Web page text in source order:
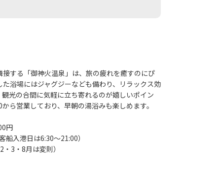
する「御神火温泉」は、旅の疲れを癒すのにぴ
浴場にはジャグジーなども備わり、リラックス効
光の合間に気軽に立ち寄れるのが嬉しいポイン
ら営業しており、早朝の湯浴みも楽しめます。
円
船入港日は6:30～21:00）
3・8月は変則）